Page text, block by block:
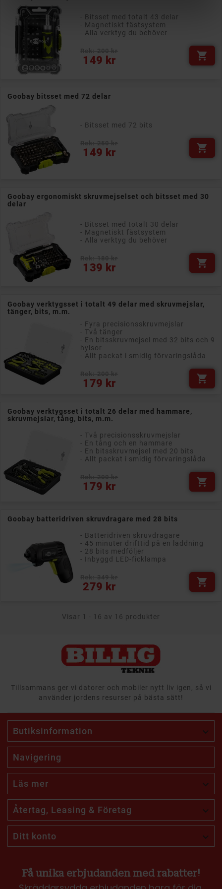
- Bitsset med totalt 43 delar
- Magnetiskt fästsystem
- Alla verktyg du behöver
149 kr
Pris 
Goobay bitsset med 72 delar
- Bitsset med 72 bits
149 kr
Pris 
Goobay ergonomiskt skruvmejselset och bitsset med 30
delar
- Bitsset med totalt 30 delar
- Magnetiskt fästsystem
- Alla verktyg du behöver
139 kr
Pris 
Goobay verktygsset i totalt 49 delar med skruvmejslar,
tänger, bits, m.m.
- Fyra precisionsskruvmejslar
- Två tänger
- En bitsskruvmejsel med 32 bits och 9
hylsor
- Allt packat i smidig förvaringslåda
179 kr
Pris 
Goobay verktygsset i totalt 26 delar med hammare,
skruvmejslar, tång, bits, m.m.
- Två precisionsskruvmejslar
- En tång och en hammare
- En bitsskruvmejsel med 20 bits
- Allt packat i smidig förvaringslåda
179 kr
Pris 
Goobay batteridriven skruvdragare med 28 bits
- Batteridriven skruvdragare
- 45 minuter drifttid på en laddning
- 28 bits medföljer
- Inbyggd LED-ficklampa
279 kr
Pris 
Visar 1 - 16 av 16 produkter
Tillsammans ger vi datorer och mobiler nytt liv igen, så vi
använder jordens resurser på bästa sätt!
Butiksinformation 
Navigering
Läs mer 
Återtag, Leasing & Företag 
Ditt konto 
Få unika erbjudanden med rabatter!